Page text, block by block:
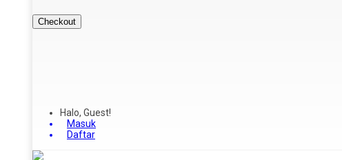
Checkout
Halo, Guest!
Masuk
Daftar